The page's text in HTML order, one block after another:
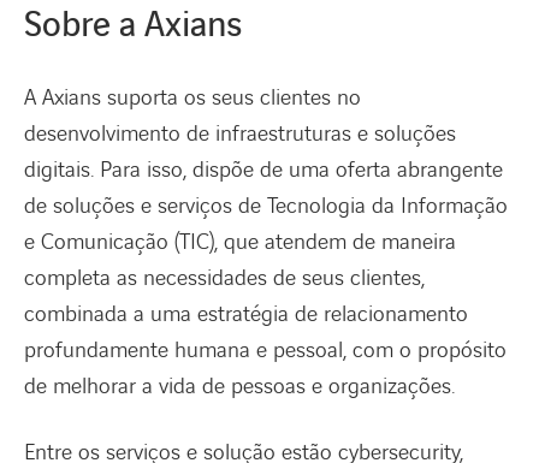
Sobre a Axians
A Axians suporta os seus clientes no
desenvolvimento de infraestruturas e soluções
digitais. Para isso, dispõe de uma oferta abrangente
de soluções e serviços de Tecnologia da Informação
e Comunicação (TIC), que atendem de maneira
completa as necessidades de seus clientes,
combinada a uma estratégia de relacionamento
profundamente humana e pessoal, com o propósito
de melhorar a vida de pessoas e organizações.
Entre os serviços e solução estão cybersecurity,